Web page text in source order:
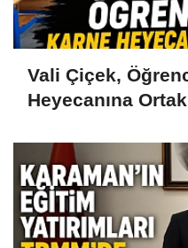
Vali Çiçek,
Heyecanına